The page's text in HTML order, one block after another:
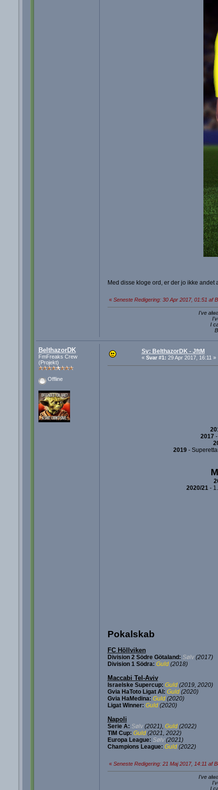
Med disse kloge ord, er der jo ikke andet
« Seneste Redigering: 30 Apr 2017, 01:51 af
I've
I
BelthazorDK
FmFreaks Crew
(Projekt)
Offline
Sv: BelthazorDK - JftM
« Svar #1: 29 Apr 2017, 16:11 »
2017
2019 -
2020/21 -
Pokalskab
FC Höllviken
Division 2 Södre Götaland: Sølv (2017)
Division 1 Södra: Guld (2018)
Maccabi Tel-Aviv
Israelske Supercup: Guld (2019, 2020)
Gvia HaToto Ligat Al: Guld (2020)
Gvia HaMedina: Guld (2020)
Ligat Winner: Guld (2020)
Napoli
Serie A: Sølv (2021), Guld (2022)
TIM Cup: Guld (2021, 2022)
Europa League: Sølv (2021)
Champions League: Guld (2022)
« Seneste Redigering: 21 Maj 2017, 14:11 af
I've
I